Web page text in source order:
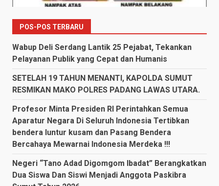
POS-POS TERBARU
Wabup Deli Serdang Lantik 25 Pejabat, Tekankan
Pelayanan Publik yang Cepat dan Humanis
SETELAH 19 TAHUN MENANTI, KAPOLDA SUMUT
RESMIKAN MAKO POLRES PADANG LAWAS UTARA.
Profesor Minta Presiden RI Perintahkan Semua
Aparatur Negara Di Seluruh Indonesia Tertibkan
bendera luntur kusam dan Pasang Bendera
Bercahaya Mewarnai Indonesia Merdeka !!!
Negeri “Tano Adad Digomgom Ibadat” Berangkatkan
Dua Siswa Dan Siswi Menjadi Anggota Paskibra